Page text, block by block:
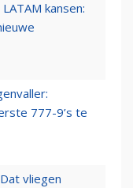
kansen:
777-9’s te
vliegen